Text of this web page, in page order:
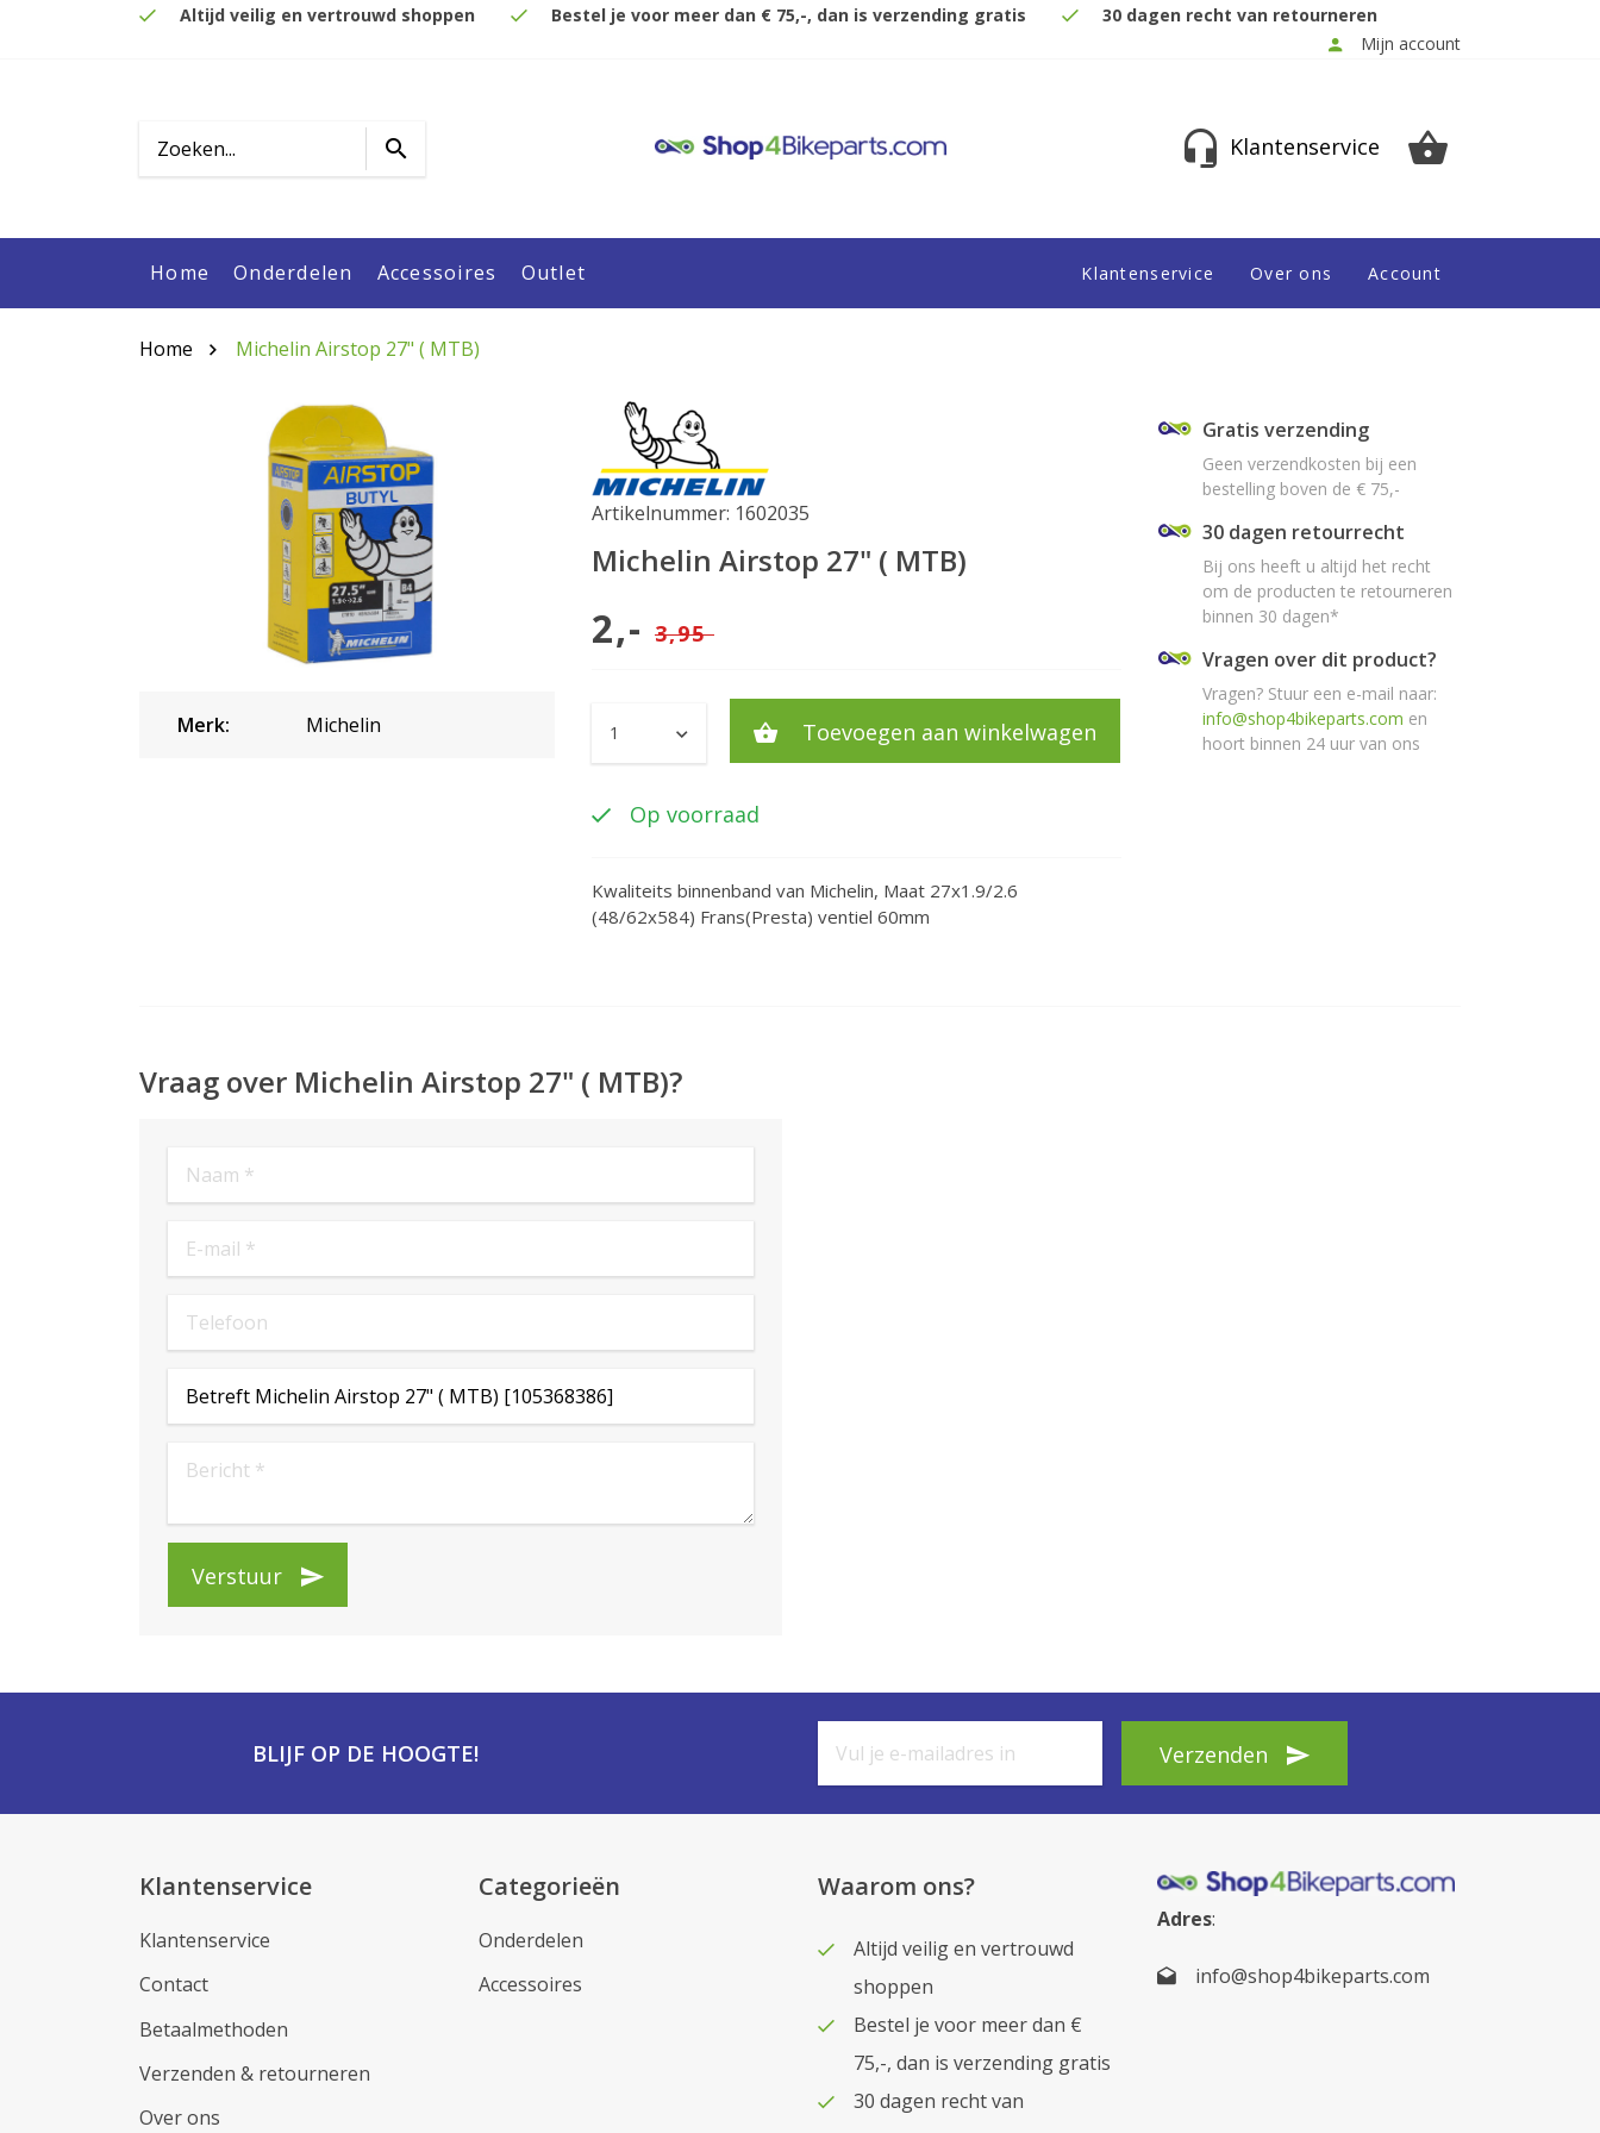
Altijd veilig en vertrouwd shoppen Bestel je voor meer dan € 75,-, dan is verzending gratis
30 dagen recht van retourneren
Mijn account
Klantenservice
Home Onderdelen Accessoires Outlet Account
Over ons
Klantenservice
Home Michelin Airstop 27" ( MTB)
Merk: Michelin
Artikelnummer: 1602035
Michelin Airstop 27" ( MTB)
2,- 3,95
Toevoegen aan winkelwagen
Op voorraad
Kwaliteits binnenband van Michelin, Maat 27x1.9/2.6
(48/62x584) Frans(Presta) ventiel 60mm
Gratis verzending
Geen verzendkosten bij een
bestelling boven de € 75,-
30 dagen retourrecht
Bij ons heeft u altijd het recht
om de producten te retourneren
binnen 30 dagen*
Vragen over dit product?
Vragen? Stuur een e-mail naar:
info@shop4bikeparts.com en
hoort binnen 24 uur van ons
Vraag over Michelin Airstop 27" ( MTB)?
Verstuur
BLIJF OP DE HOOGTE! Verzenden
Klantenservice
Klantenservice
Contact
Betaalmethoden
Verzenden & retourneren
Over ons
Categorieën
Onderdelen
Accessoires
Waarom ons?
Altijd veilig en vertrouwd
shoppen
Bestel je voor meer dan €
75,-, dan is verzending gratis
30 dagen recht van
Adres:
info@shop4bikeparts.com